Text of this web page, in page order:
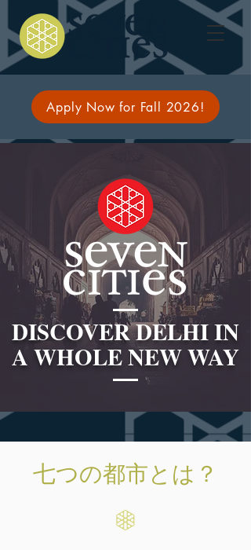
Apply Now for Fall 2026!
DISCOVER DELHI IN
A WHOLE NEW WAY
七つの都市とは？